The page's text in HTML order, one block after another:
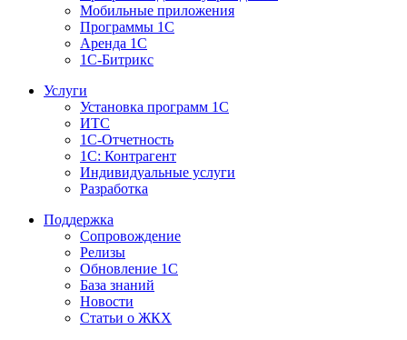
Мобильные приложения
Программы 1С
Аренда 1С
1С-Битрикс
Услуги
Установка программ 1С
ИТС
1С-Отчетность
1С: Контрагент
Индивидуальные услуги
Разработка
Поддержка
Сопровождение
Релизы
Обновление 1С
База знаний
Новости
Статьи о ЖКХ